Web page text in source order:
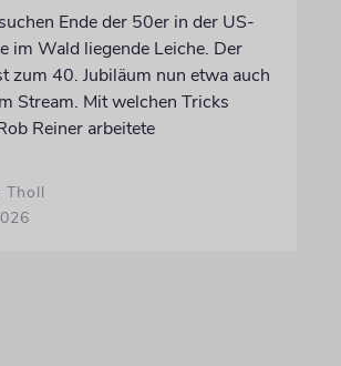
Ende der 50er in der US-
im Wald liegende Leiche. Der
zum 40. Jubiläum nun etwa auch
Stream. Mit welchen Tricks
Reiner arbeitete
Tholl